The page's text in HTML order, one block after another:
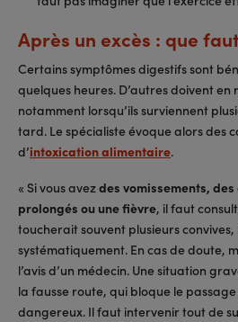
Après un excès : que
Certains symptômes digestifs sont
quelques heures. D’autres doivent
notamment lorsqu’ils surviennent
tard. Le spécialiste évoque alors des
d’intoxication alimentaire.
« Si vous avezdes vomissements,
prolongés ou une fièvre, il faut
toucherait souvent plusieurs convives,
systématiquement. En cas de doute,
l’avis d’un médecin. Une situation
la fausse route, qui bloque le
dangereux. Il faut intervenir tout de